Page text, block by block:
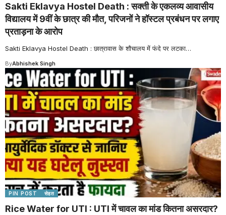
Sakti Eklavya Hostel Death : सक्ती के एकलव्य आवासीय
विद्यालय में 9वीं के छात्र की मौत, परिजनों ने हॉस्टल प्रबंधन पर लगाए
प्रताड़ना के आरोप
Sakti Eklavya Hostel Death : छात्रावास के शौचालय में फंदे पर लटका…
ByAbhishek Singh
PIN POST सेहत
Rice Water for UTI : UTI में चावल का मांड कितना असरदार?